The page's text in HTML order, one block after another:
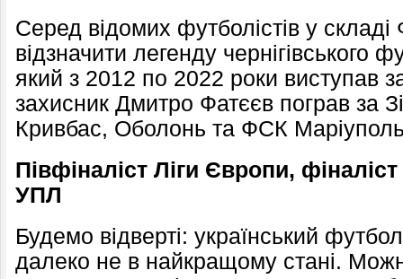
Серед відомих футболістів у складі
відзначити легенду чернігівського
який з 2012 по 2022 роки виступав
захисник Дмитро Фатєєв пограв за
Кривбас, Оболонь та ФСК
Півфіналіст Ліги Європи,
УПЛ
Будемо відверті: український
далеко не в найкращому стані.